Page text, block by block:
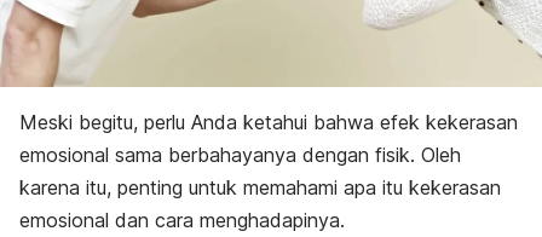
Meski begitu, perlu Anda ketahui bahwa efek kekerasan
emosional sama berbahayanya dengan fisik. Oleh
karena itu, penting untuk memahami apa itu kekerasan
emosional dan cara menghadapinya.